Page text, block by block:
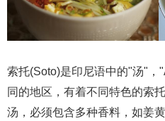
索托(Soto)是印尼语中的"汤"，
同的地区，有着不同特色的索
汤，必须包含多种香料，如姜